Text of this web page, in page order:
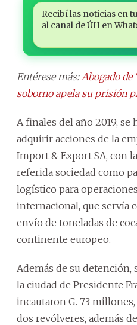
Recibí las noticias en
al canal de ÚH en
Entérese más: Abogado
soborno apela su prisión
A finales del año 2019, se
adquirir acciones de la
Import & Export SA, con
referida sociedad como
logístico para
internacional, que servía
envío de toneladas de
continente europeo.
Además de su detención,
la ciudad de Presidente
incautaron G. 73
dos revólveres, además